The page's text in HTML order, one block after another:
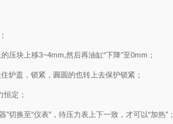
块上移3~4mm,然后再油缸“下降”至0mm；
盖，锁紧，圓圆的也转上去保护锁紧；
定；
换至“仪表”，待压力表上下一致，才可以“加热”；